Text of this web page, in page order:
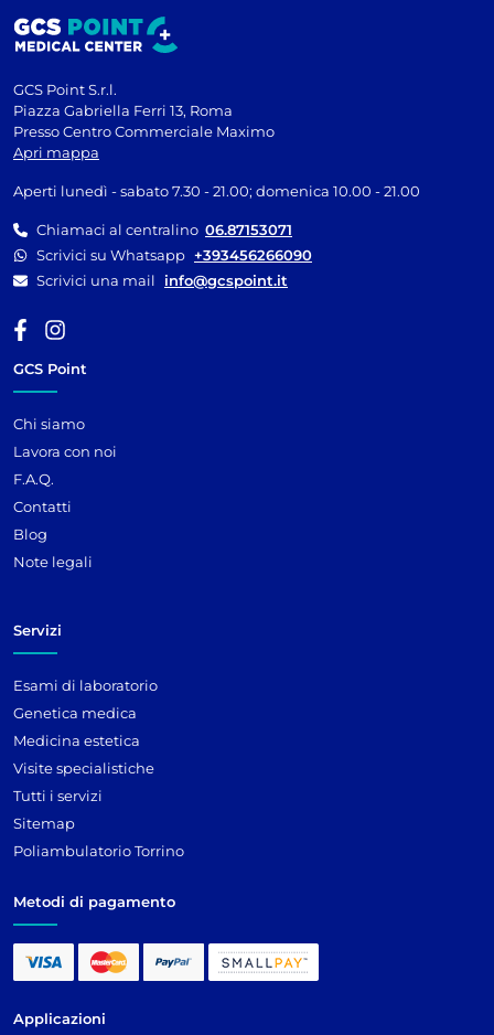
GCS Point S.r.l.
Piazza Gabriella Ferri 13, Roma
Presso Centro Commerciale Maximo
Apri mappa
Aperti lunedì - sabato 7.30 - 21.00; domenica 10.00 - 21.00
Chiamaci al centralino 06.87153071
Scrivici su Whatsapp +393456266090
Scrivici una mail
info@gcspoint.it
GCS Point
Chi siamo
Lavora con noi
F.A.Q.
Contatti
Blog
Note legali
Servizi
Esami di laboratorio
Genetica medica
Medicina estetica
Visite specialistiche
Tutti i servizi
Sitemap
Poliambulatorio Torrino
Metodi di pagamento
Applicazioni